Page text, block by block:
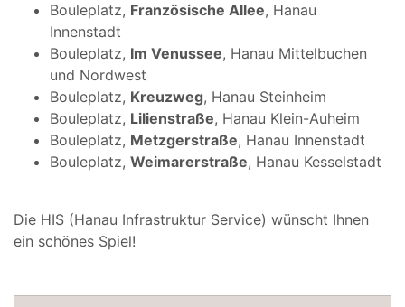
Bouleplatz, Französische Allee, Hanau
Innenstadt
Bouleplatz, Im Venussee, Hanau Mittelbuchen
und Nordwest
Bouleplatz, Kreuzweg, Hanau Steinheim
Bouleplatz, Lilienstraße, Hanau Klein-Auheim
Bouleplatz, Metzgerstraße, Hanau Innenstadt
Bouleplatz, Weimarerstraße, Hanau Kesselstadt
Die HIS (Hanau Infrastruktur Service) wünscht Ihnen
ein schönes Spiel!